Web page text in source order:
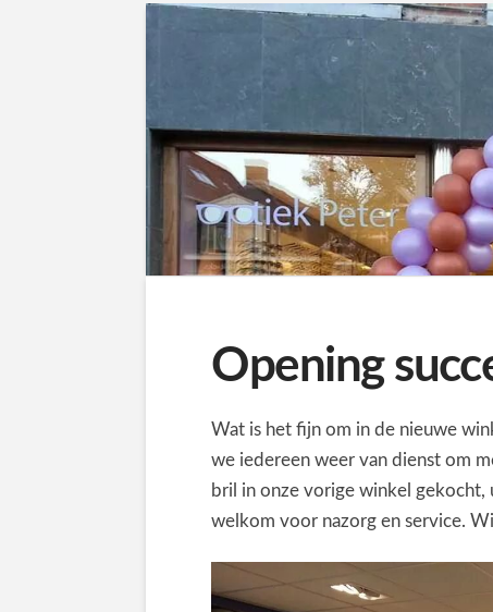
Opening
Wat is het fijn om in de nieuwe
we iedereen weer van dienst om
bril in onze vorige winkel
welkom voor nazorg en service.